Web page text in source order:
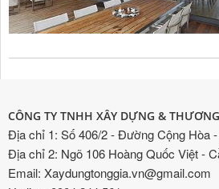
CÔNG TY TNHH XÂY DỰNG &
Địa chỉ 1: Số 406/2 - Đường Cộng Hòa
Địa chỉ 2: Ngõ 106 Hoàng Quốc Việt -
Email: Xaydungtonggia.vn@gmail.com